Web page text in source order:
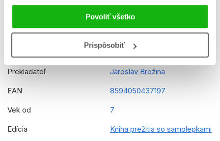
Povoliť všetko
Prispôsobiť
0,193 kg
Jazyk slovenčina
Minecraft
Prekladateľ Jaroslav Brožina
EAN 8594050437197
Vek od 7
Edícia Kniha prežitia so samolepkami